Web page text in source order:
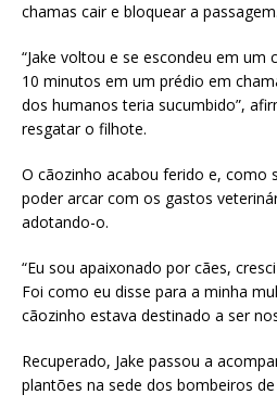
chamas cair e bloquear a passagem.
“Jake voltou e se escondeu em um
10 minutos em um prédio em
dos humanos teria sucumbido”,
resgatar o filhote.
O cãozinho acabou ferido e, como
poder arcar com os gastos
adotando-o.
“Eu sou apaixonado por cães,
Foi como eu disse para a minha
cãozinho estava destinado a ser
Recuperado, Jake passou a
plantões na sede dos bombeiros de